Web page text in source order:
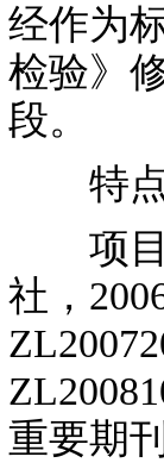
经作为
检验》
段。
特点
项目
社，
重要期